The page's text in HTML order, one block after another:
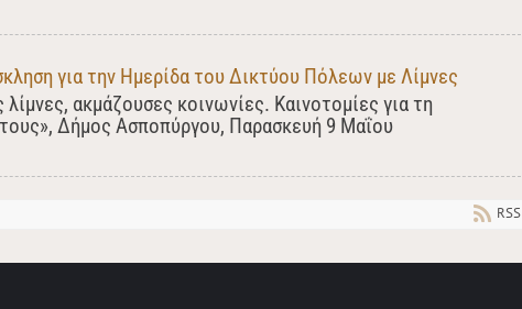
για την Ημερίδα του Δικτύου Πόλεων με Λίμνες
ακμάζουσες κοινωνίες. Καινοτομίες για τη
τους», Δήμος Ασποπύργου, Παρασκευή 9 Μαΐου
RSS